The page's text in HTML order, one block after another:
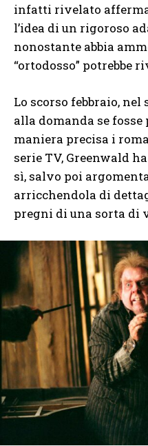
infatti rivelato
l’idea di un rigoroso
nonostante abbia
“ortodosso” potrebbe
Lo scorso febbraio, nel
alla domanda se
maniera precisa i
serie TV, Greenwald
sì, salvo poi
arricchendola di
pregni di una sorta di